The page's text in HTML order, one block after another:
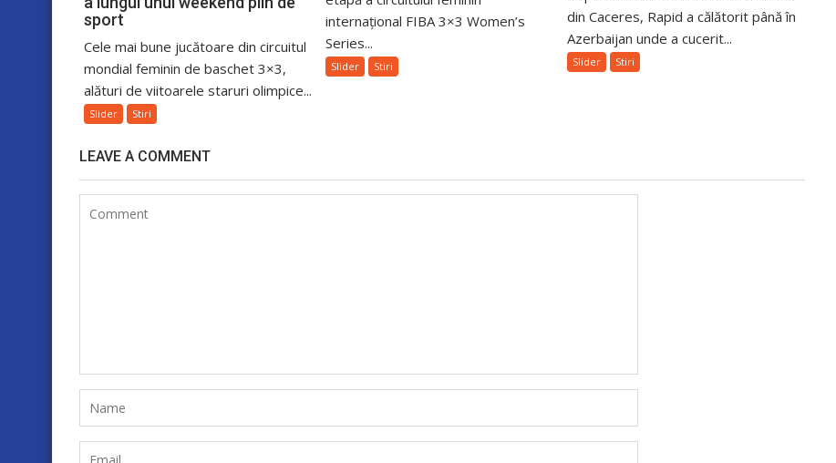
sport
Cele mai bune jucătoare din circuitul
mondial feminin de baschet 3×3,
alături de viitoarele staruri olimpice...
Slider Stiri
internațional FIBA 3×3 Women’s
Series...
Slider Stiri
din Caceres, Rapid a călătorit până în
Azerbaijan unde a cucerit...
Slider Stiri
LEAVE A COMMENT